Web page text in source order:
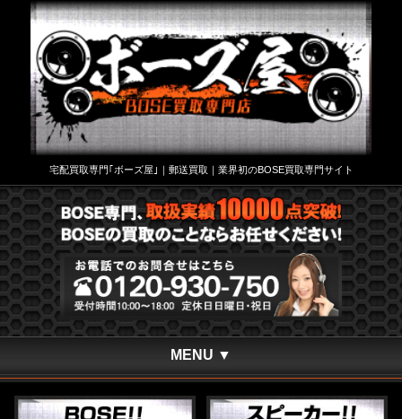
宅配買取専門｢ボーズ屋｣｜郵送買取｜業界初のBOSE買取専門サイト
MENU ▼